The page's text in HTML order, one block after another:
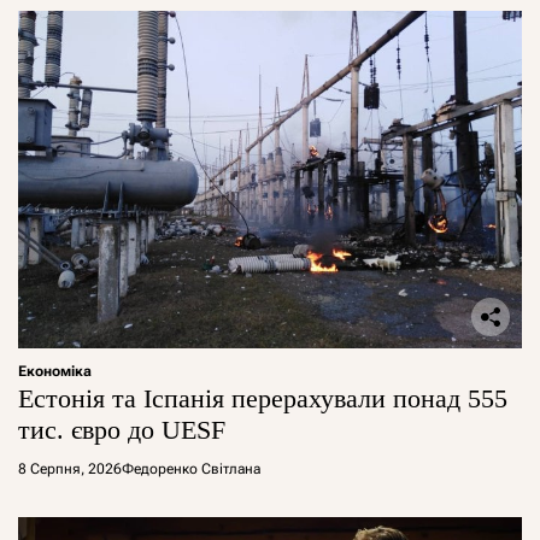
Економіка
Естонія та Іспанія перерахували понад 555
тис. євро до UESF
8 Серпня, 2026Федоренко Світлана